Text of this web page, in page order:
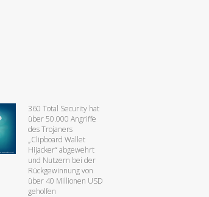
360 Total Security hat
über 50.000 Angriffe
des Trojaners
„Clipboard Wallet
Hijacker“ abgewehrt
und Nutzern bei der
Rückgewinnung von
über 40 Millionen USD
geholfen